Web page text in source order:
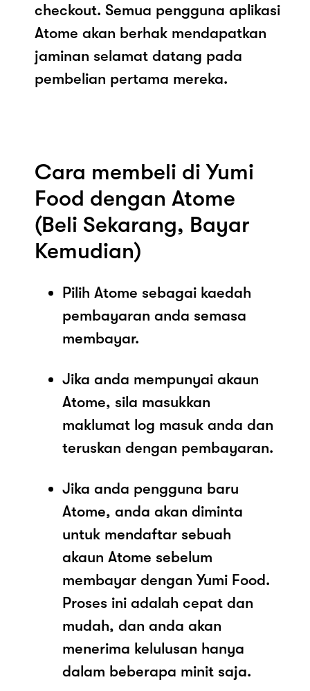
checkout. Semua pengguna aplikasi
Atome akan berhak mendapatkan
jaminan selamat datang pada
pembelian pertama mereka.
Cara membeli di Yumi
Food dengan Atome
(Beli Sekarang, Bayar
Kemudian)
Pilih Atome sebagai kaedah
pembayaran anda semasa
membayar.
Jika anda mempunyai akaun
Atome, sila masukkan
maklumat log masuk anda dan
teruskan dengan pembayaran.
Jika anda pengguna baru
Atome, anda akan diminta
untuk mendaftar sebuah
akaun Atome sebelum
membayar dengan Yumi Food.
Proses ini adalah cepat dan
mudah, dan anda akan
menerima kelulusan hanya
dalam beberapa minit saja.